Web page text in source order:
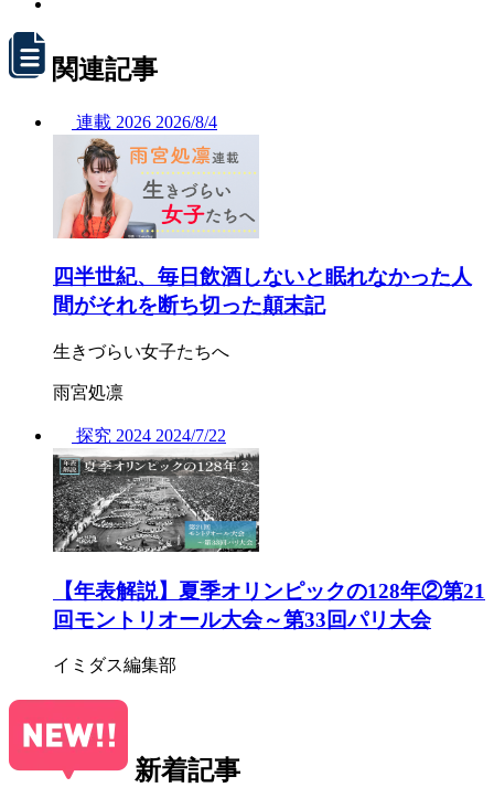
関連記事
連載 2026 2026/8/4
四半世紀、毎日飲酒しないと眠れなかった人
間がそれを断ち切った顛末記
生きづらい女子たちへ
雨宮処凛
探究 2024 2024/7/22
【年表解説】夏季オリンピックの128年②第21
回モントリオール大会～第33回パリ大会
イミダス編集部
新着記事